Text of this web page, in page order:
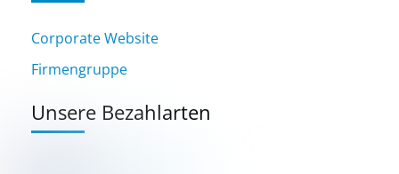
Corporate Website
Firmengruppe
Unsere Bezahlarten